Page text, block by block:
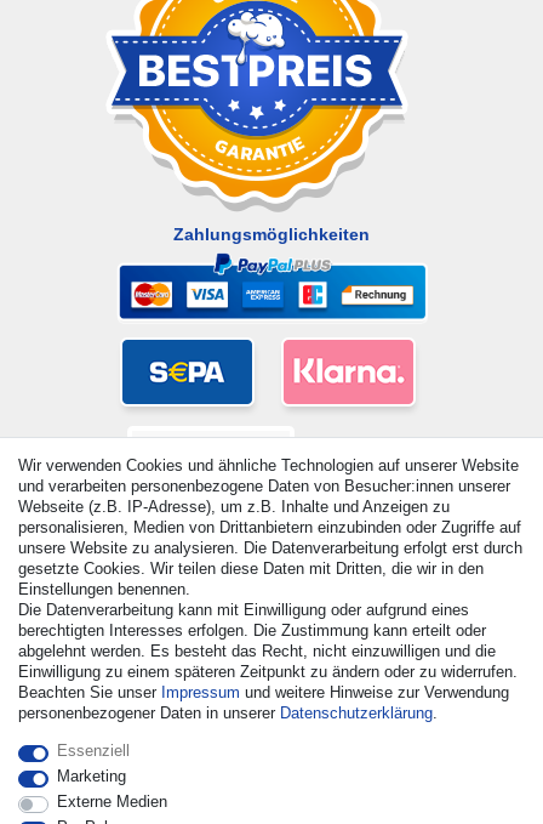
Zahlungsmöglichkeiten
© Copyright 2026 | Alle Rechte vorbehalten. - Alle Rechte
vorbehalten. Preisangaben inkl. gesetzl. 19% MwSt. |
Grundpreise siehe Artikeldetail | *Gilt für Lieferungen nach
Deutschland!
Vertrag widerrufen Kontakt
Wir verwenden Cookies und ähnliche Technologien auf unserer Website
und verarbeiten personenbezogene Daten von Besucher:innen unserer
Webseite (z.B. IP-Adresse), um z.B. Inhalte und Anzeigen zu
personalisieren, Medien von Drittanbietern einzubinden oder Zugriffe auf
unsere Website zu analysieren. Die Datenverarbeitung erfolgt erst durch
gesetzte Cookies. Wir teilen diese Daten mit Dritten, die wir in den
Einstellungen benennen.
Die Datenverarbeitung kann mit Einwilligung oder aufgrund eines
berechtigten Interesses erfolgen. Die Zustimmung kann erteilt oder
abgelehnt werden. Es besteht das Recht, nicht einzuwilligen und die
Einwilligung zu einem späteren Zeitpunkt zu ändern oder zu widerrufen.
Beachten Sie unser Impressum und weitere Hinweise zur Verwendung
personenbezogener Daten in unserer Daten­schutz­erklärung.
Essenziell
Marketing
Externe Medien